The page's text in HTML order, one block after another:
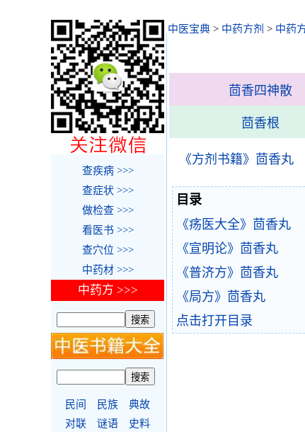
中医宝典 > 中药方剂 > 中药
茴香四神散
茴香根
《方剂书籍》茴香丸
目录
《疡医大全》茴香丸
《宣明论》茴香丸
《普济方》茴香丸
《局方》茴香丸
点击打开目录
查疾病 >>>
查症状 >>>
做检查 >>>
看医书 >>>
查穴位 >>>
中药材 >>>
中药方 >>>
民间 民族
典故
对联
谜语
史料